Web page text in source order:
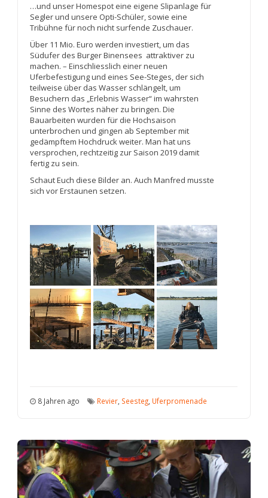
…und unser Homespot eine eigene Slipanlage für
Segler und unsere Opti-Schüler, sowie eine
Tribühne für noch nicht surfende Zuschauer.
Über 11 Mio. Euro werden investiert, um das
Südufer des Burger Binensees attraktiver zu
machen. – Einschliesslich einer neuen
Uferbefestigung und eines See-Steges, der sich
teilweise über das Wasser schlängelt, um
Besuchern das „Erlebnis Wasser“ im wahrsten
Sinne des Wortes näher zu bringen. Die
Bauarbeiten wurden für die Hochsaison
unterbrochen und gingen ab September mit
gedämpftem Hochdruck weiter. Man hat uns
versprochen, rechtzeitig zur Saison 2019 damit
fertig zu sein.
Schaut Euch diese Bilder an. Auch Manfred musste
sich vor Erstaunen setzen.
8 Jahren ago Revier, Seesteg, Uferpromenade